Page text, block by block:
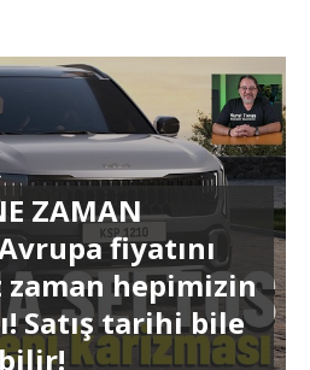
ZAMAN
fiyatını
hepimizin
Satış tarihi bile